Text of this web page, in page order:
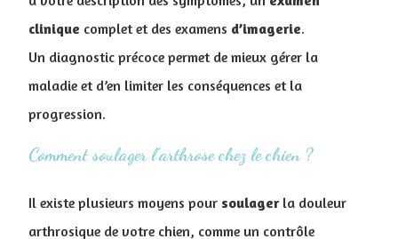
clinique complet et des examens d’imagerie.
Un diagnostic précoce permet de mieux gérer la
maladie et d’en limiter les conséquences et la
progression.
Comment soulager l'arthrose chez le chien ?
Il existe plusieurs moyens pour soulagerla douleur
arthrosique de votre chien, comme un contrôle